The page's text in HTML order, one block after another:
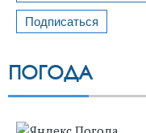
ПОГОДА